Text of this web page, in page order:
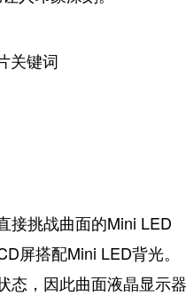
挑战曲面的Mini LED
屏搭配Mini LED背光。
态，因此曲面液晶显示器